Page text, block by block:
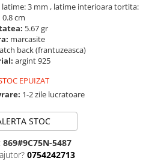
latime: 3 mm , latime interioara tortita:
0.8 cm
5.67 gr
marcasite
back (frantuzeasca)
argint 925
EPUIZAT
1-2 zile lucratoare
STOC
869#9C75N-5487
0754242713